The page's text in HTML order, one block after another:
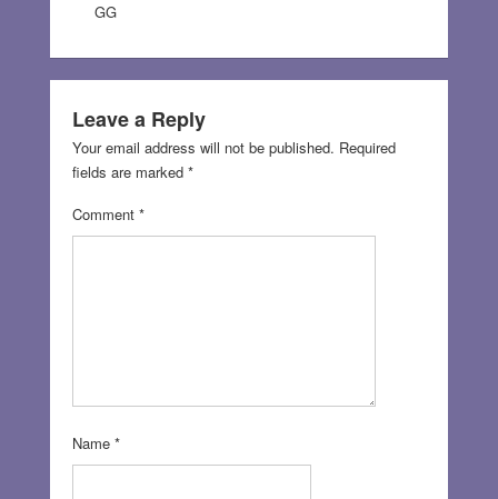
GG
Leave a Reply
Your email address will not be published. Required
fields are marked *
Comment *
Name *